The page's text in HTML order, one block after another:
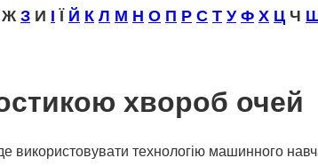
З И ІЇЙ КЛ М Н О П РСТУФХ Ц Ч
хвороб очей
використовувати технологію машинного